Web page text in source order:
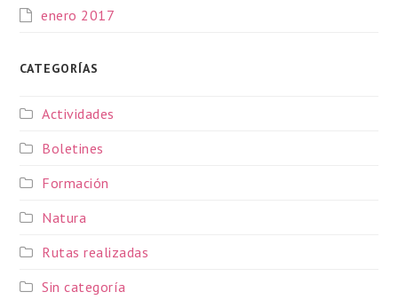
enero 2017
CATEGORÍAS
Actividades
Boletines
Formación
Natura
Rutas realizadas
Sin categoría